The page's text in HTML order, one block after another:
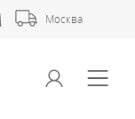
Москва